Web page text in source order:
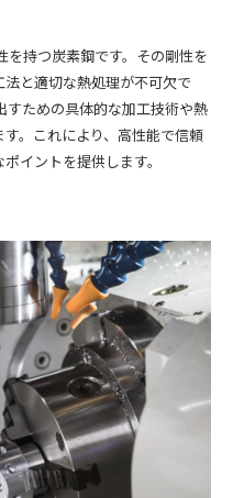
を持つ炭素鋼です。その剛性を
と適切な熱処理が不可欠で
すための具体的な加工技術や熱
。これにより、高性能で信頼
イントを提供します。